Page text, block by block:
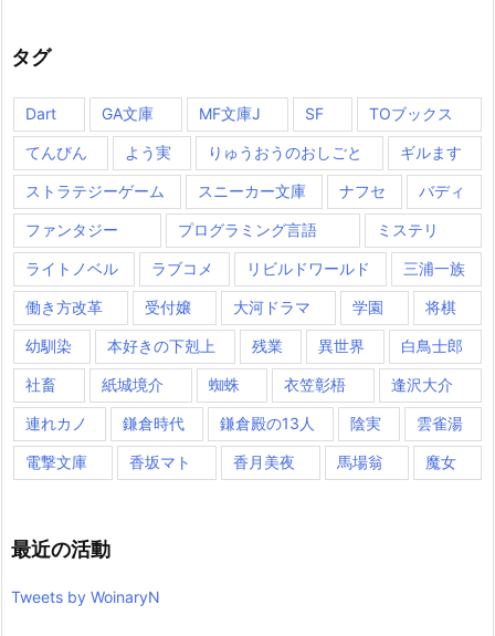
タグ
Dart GA文庫 MF文庫J SF TOブックス
てんびん よう実 りゅうおうのおしごと ギルます
ストラテジーゲーム スニーカー文庫 ナフセ バディ
ファンタジー プログラミング言語 ミステリ
ライトノベル ラブコメ リビルドワールド 三浦一族
働き方改革 受付嬢 大河ドラマ 学園 将棋
幼馴染 本好きの下剋上 残業 異世界 白鳥士郎
社畜 紙城境介 蜘蛛 衣笠彰梧 逢沢大介
連れカノ 鎌倉時代 鎌倉殿の13人 陰実 雲雀湯
電撃文庫 香坂マト 香月美夜 馬場翁 魔女
最近の活動
Tweets by WoinaryN